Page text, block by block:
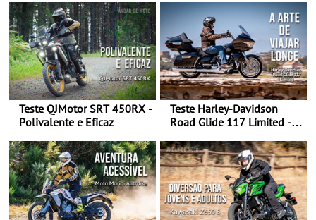
Teste QJMotor SRT 450RX -
Polivalente e Eficaz
Teste Harley-Davidson
Road Glide 117 Limited - A